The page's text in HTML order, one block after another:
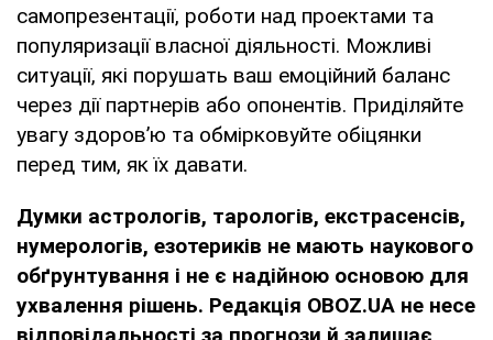
самопрезентації, роботи над проектами та
популяризації власної діяльності. Можливі
ситуації, які порушать ваш емоційний баланс
через дії партнерів або опонентів. Приділяйте
увагу здоров’ю та обмірковуйте обіцянки
перед тим, як їх давати.
Думки астрологів, тарологів, екстрасенсів,
нумерологів, езотериків не мають наукового
обґрунтування і не є надійною основою для
ухвалення рішень. Редакція OBOZ.UA не несе
відповідальності за прогнози й залишає